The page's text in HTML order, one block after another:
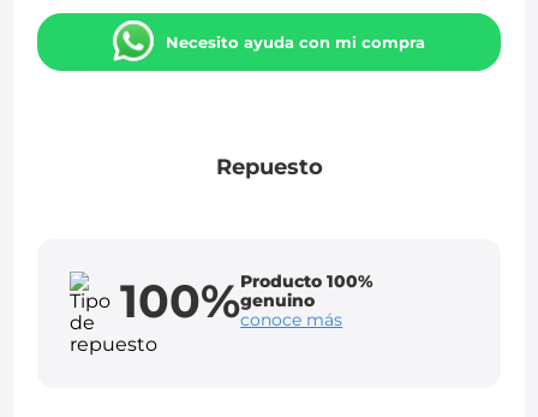
Necesito ayuda con mi compra
Repuesto
100%Producto 100%
genuino
conoce más